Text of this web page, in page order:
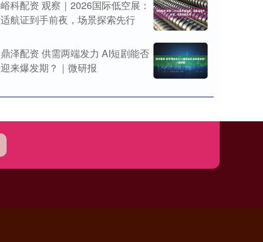
峪科配资 观察｜2026国际低空展：
适航证到手前夜，场景探索先行
鼎泽配资 供需两端发力 AI短剧能否
迎来爆发期？｜微研报